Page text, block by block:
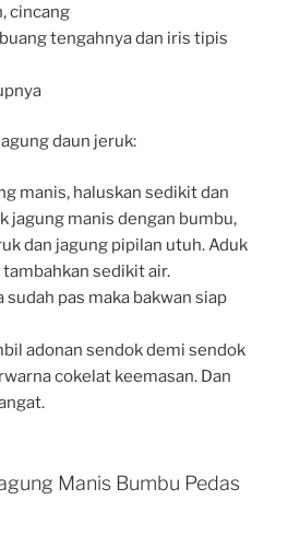
cincang
tengahnya dan iris tipis
daun jeruk:
manis, haluskan sedikit dan
jagung manis dengan bumbu,
dan jagung pipilan utuh. Aduk
sedikit air.
sudah pas maka bakwan siap
adonan sendok demi sendok
cokelat keemasan. Dan
Manis Bumbu Pedas